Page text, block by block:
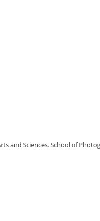
and Sciences. School of